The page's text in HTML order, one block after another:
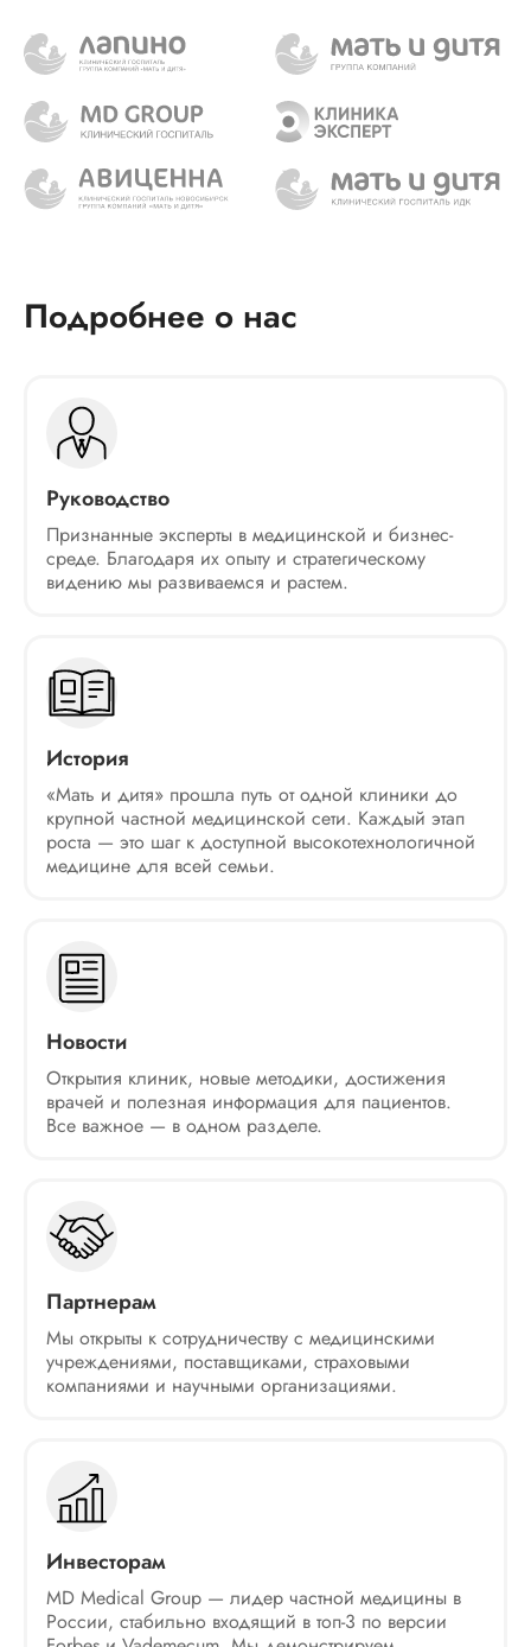
Подробнее о нас
Руководство
Признанные эксперты в медицинской и бизнес-
среде. Благодаря их опыту и стратегическому
видению мы развиваемся и растем.
История
«Мать и дитя» прошла путь от одной клиники до
крупной частной медицинской сети. Каждый этап
роста — это шаг к доступной высокотехнологичной
медицине для всей семьи.
Новости
Открытия клиник, новые методики, достижения
врачей и полезная информация для пациентов.
Все важное — в одном разделе.
Партнерам
Мы открыты к сотрудничеству с медицинскими
учреждениями, поставщиками, страховыми
компаниями и научными организациями.
Инвесторам
MD Medical Group — лидер частной медицины в
России, стабильно входящий в топ-3 по версии